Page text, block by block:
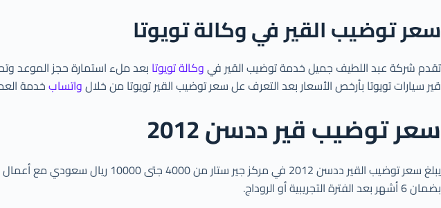
سعر توضيب القير في وكالة تويوتا
تقدم شركة عبد اللطيف جميل خدمة توضيب القير فيوكالة تويوتا بعد ملء استمارة حجز الموعد
قير سيارات تويوتا بأرخص الأسعار بعد التعرف عل سعر توضيب القير تويوتا من خلالواتسابخدمة
سعر توضيب قير ددسن 2012
يبلغ سعر توضيب القير ددسن 2012
بضمان 6 أشهر بعد الفترة التجريبية أو الروداج.